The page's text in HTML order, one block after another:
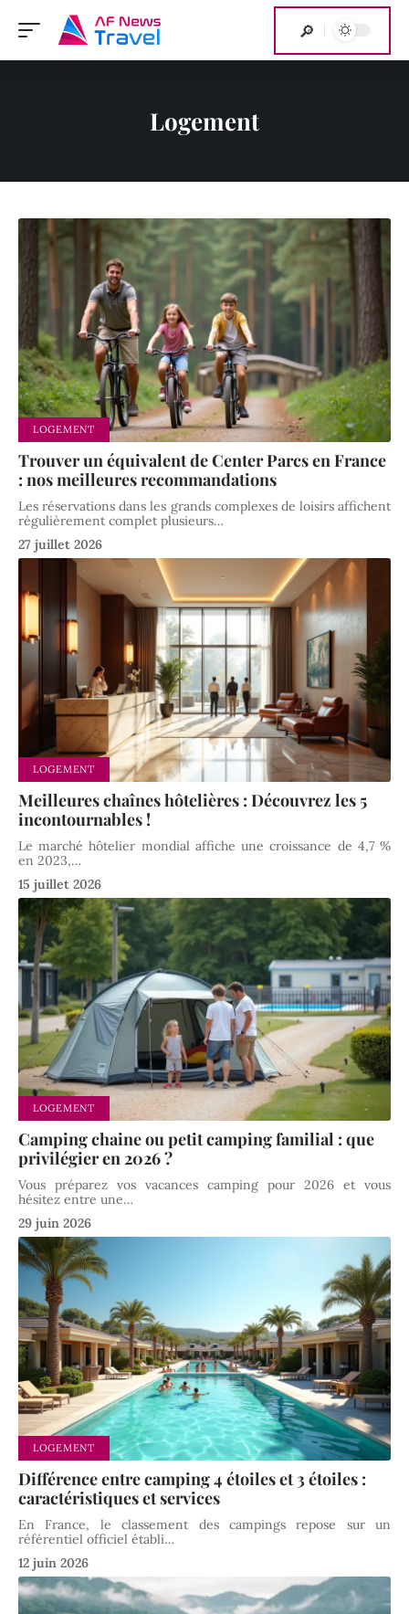
Logement
LOGEMENT
Trouver un équivalent de Center Parcs en France
: nos meilleures recommandations
Les réservations dans les grands complexes de loisirs affichent
régulièrement complet plusieurs…
27 juillet 2026
LOGEMENT
Meilleures chaînes hôtelières : Découvrez les 5
incontournables !
Le marché hôtelier mondial affiche une croissance de 4,7 %
en 2023,…
15 juillet 2026
LOGEMENT
Camping chaine ou petit camping familial : que
privilégier en 2026 ?
Vous préparez vos vacances camping pour 2026 et vous
hésitez entre une…
29 juin 2026
LOGEMENT
Différence entre camping 4 étoiles et 3 étoiles :
caractéristiques et services
En France, le classement des campings repose sur un
référentiel officiel établi…
12 juin 2026